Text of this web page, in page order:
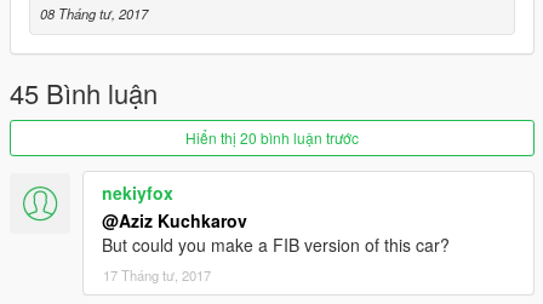
08 Tháng tư, 2017
45 Bình luận
Hiển thị 20 bình luận trước
nekiyfox
@Aziz Kuchkarov
But could you make a FIB version of this car?
17 Tháng tư, 2017